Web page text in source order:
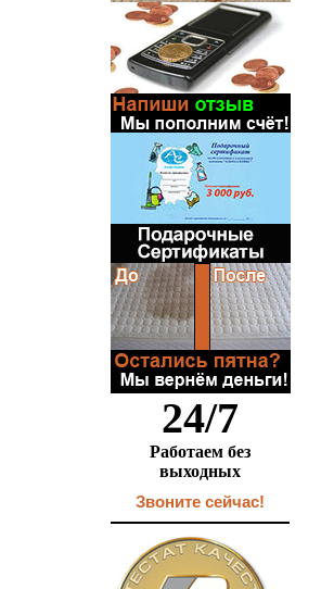
24/7
Работаем без
выходных
Звоните сейчас!